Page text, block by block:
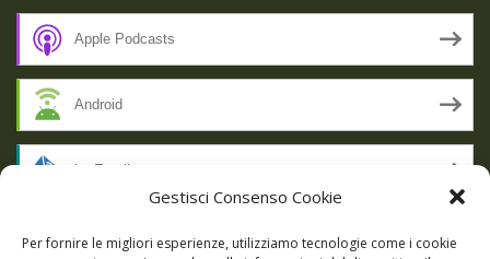
Gestisci Consenso Cookie
Per fornire le migliori esperienze, utilizziamo tecnologie come i cookie
Apple Podcasts
Android
by Email
RSS